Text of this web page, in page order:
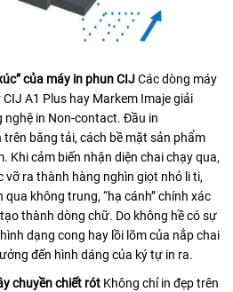
của máy in phun CIJCác dòng máy
A1 Plus hay Markem Imaje giải
nghệ in Non-contact. Đầu in
băng tải, cách bề mặt sản phẩm
Khi cảm biến nhận diện chai chạy qua,
vỡ ra thành hàng nghìn giọt nhỏ li ti,
không trung, “hạ cánh” chính xác
thành dòng chữ. Do không hề có sự
dạng cong hay lồi lõm của nắp chai
đến hình dáng của ký tự in ra.
chuyền chiết rót Không chỉ in đẹp trên